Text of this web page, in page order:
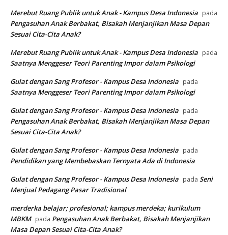
Merebut Ruang Publik untuk Anak - Kampus Desa Indonesia pada
Pengasuhan Anak Berbakat, Bisakah Menjanjikan Masa Depan
Sesuai Cita-Cita Anak?
Merebut Ruang Publik untuk Anak - Kampus Desa Indonesia pada
Saatnya Menggeser Teori Parenting Impor dalam Psikologi
Gulat dengan Sang Profesor - Kampus Desa Indonesia pada
Saatnya Menggeser Teori Parenting Impor dalam Psikologi
Gulat dengan Sang Profesor - Kampus Desa Indonesia pada
Pengasuhan Anak Berbakat, Bisakah Menjanjikan Masa Depan
Sesuai Cita-Cita Anak?
Gulat dengan Sang Profesor - Kampus Desa Indonesia pada
Pendidikan yang Membebaskan Ternyata Ada di Indonesia
Gulat dengan Sang Profesor - Kampus Desa Indonesia pada Seni
Menjual Pedagang Pasar Tradisional
merderka belajar; profesional; kampus merdeka; kurikulum
MBKM pada Pengasuhan Anak Berbakat, Bisakah Menjanjikan
Masa Depan Sesuai Cita-Cita Anak?